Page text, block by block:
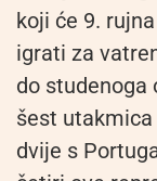
koji će 9.
igrati za
do studenoga
šest
dvije s